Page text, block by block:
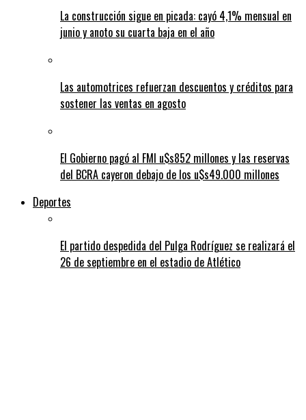
La construcción sigue en picada: cayó 4,1% mensual en
junio y anoto su cuarta baja en el año
Las automotrices refuerzan descuentos y créditos para
sostener las ventas en agosto
El Gobierno pagó al FMI u$s852 millones y las reservas
del BCRA cayeron debajo de los u$s49.000 millones
Deportes
El partido despedida del Pulga Rodríguez se realizará el
26 de septiembre en el estadio de Atlético